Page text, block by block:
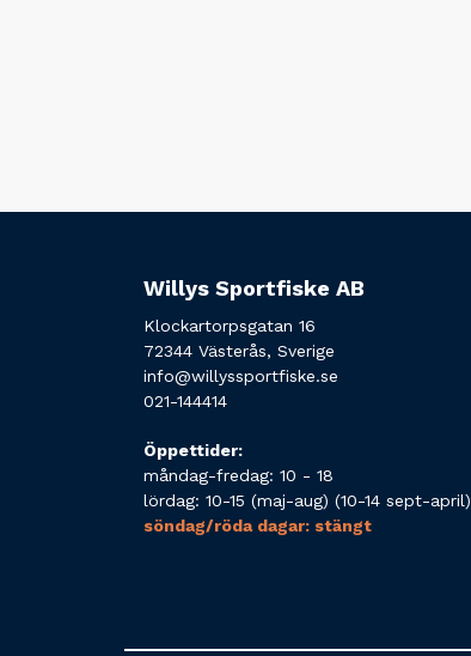
Willys Sportfiske AB
Klockartorpsgatan 16
72344 Västerås, Sverige
info@willyssportfiske.se
021-144414
Öppettider:
måndag-fredag: 10 - 18
lördag: 10-15 (maj-aug) (10-14 sept-april)
söndag/röda dagar: stängt